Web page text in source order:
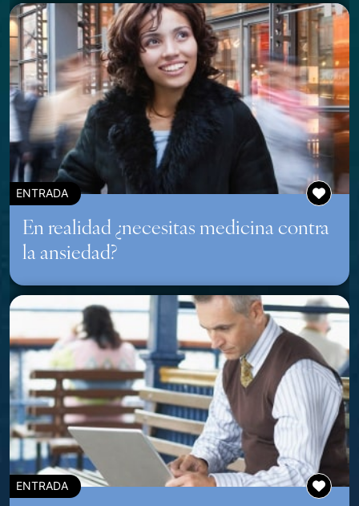
ENTRADA
En realidad ¿necesitas medicina contra
la ansiedad?
ENTRADA